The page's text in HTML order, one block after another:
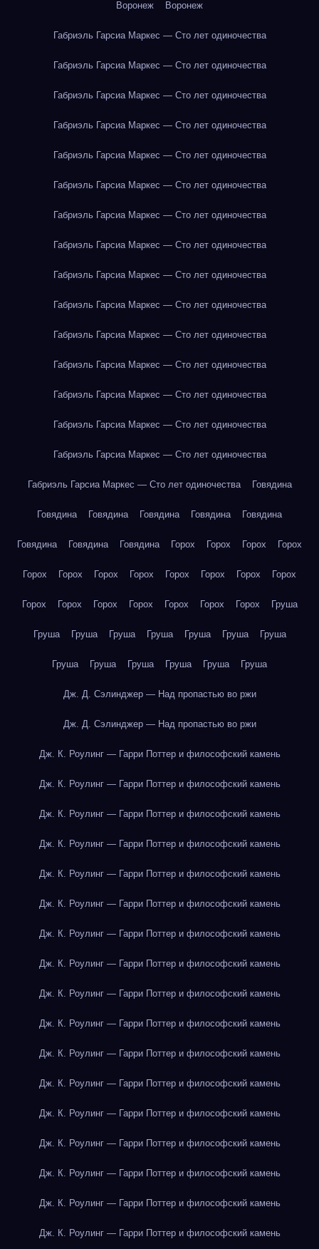
Воронеж Воронеж
Габриэль Гарсиа Маркес — Сто лет одиночества
Габриэль Гарсиа Маркес — Сто лет одиночества
Габриэль Гарсиа Маркес — Сто лет одиночества
Габриэль Гарсиа Маркес — Сто лет одиночества
Габриэль Гарсиа Маркес — Сто лет одиночества
Габриэль Гарсиа Маркес — Сто лет одиночества
Габриэль Гарсиа Маркес — Сто лет одиночества
Габриэль Гарсиа Маркес — Сто лет одиночества
Габриэль Гарсиа Маркес — Сто лет одиночества
Габриэль Гарсиа Маркес — Сто лет одиночества
Габриэль Гарсиа Маркес — Сто лет одиночества
Габриэль Гарсиа Маркес — Сто лет одиночества
Габриэль Гарсиа Маркес — Сто лет одиночества
Габриэль Гарсиа Маркес — Сто лет одиночества
Габриэль Гарсиа Маркес — Сто лет одиночества
Габриэль Гарсиа Маркес — Сто лет одиночества Говядина
Говядина Говядина Говядина Говядина Говядина
Говядина Говядина Говядина Горох Горох Горох Горох
Горох Горох Горох Горох Горох Горох Горох Горох
Горох Горох Горох Горох Горох Горох Горох Груша
Груша Груша Груша Груша Груша Груша Груша
Груша Груша Груша Груша Груша Груша
Дж. Д. Сэлинджер — Над пропастью во ржи
Дж. Д. Сэлинджер — Над пропастью во ржи
Дж. К. Роулинг — Гарри Поттер и философский камень
Дж. К. Роулинг — Гарри Поттер и философский камень
Дж. К. Роулинг — Гарри Поттер и философский камень
Дж. К. Роулинг — Гарри Поттер и философский камень
Дж. К. Роулинг — Гарри Поттер и философский камень
Дж. К. Роулинг — Гарри Поттер и философский камень
Дж. К. Роулинг — Гарри Поттер и философский камень
Дж. К. Роулинг — Гарри Поттер и философский камень
Дж. К. Роулинг — Гарри Поттер и философский камень
Дж. К. Роулинг — Гарри Поттер и философский камень
Дж. К. Роулинг — Гарри Поттер и философский камень
Дж. К. Роулинг — Гарри Поттер и философский камень
Дж. К. Роулинг — Гарри Поттер и философский камень
Дж. К. Роулинг — Гарри Поттер и философский камень
Дж. К. Роулинг — Гарри Поттер и философский камень
Дж. К. Роулинг — Гарри Поттер и философский камень
Дж. К. Роулинг — Гарри Поттер и философский камень